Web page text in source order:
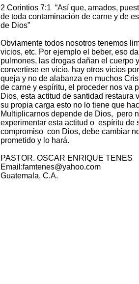
2 Corintios 7:1 “Así que, amados,
de toda contaminación de carne y de
de Dios”
Obviamente todos nosotros tenemos
vicios, etc. Por ejemplo el beber, eso
pulmones, las drogas dañan el cuerpo
convertirse en vicio, hay otros vicios
queja y no de alabanza en muchos
de carne y espíritu, el proceder nos va
Dios, esta actitud de santidad restaura
su propia carga esto no lo tiene que
Multiplicarnos depende de Dios, pero
experimentar esta actitud o espíritu de
compromiso con Dios, debe cambiar
prometido y lo hará.
PASTOR. OSCAR ENRIQUE TENES
Email:famtenes@yahoo.com
Guatemala, C.A.